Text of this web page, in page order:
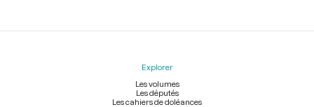
Explorer
Les volumes
Les députés
Les cahiers de doléances